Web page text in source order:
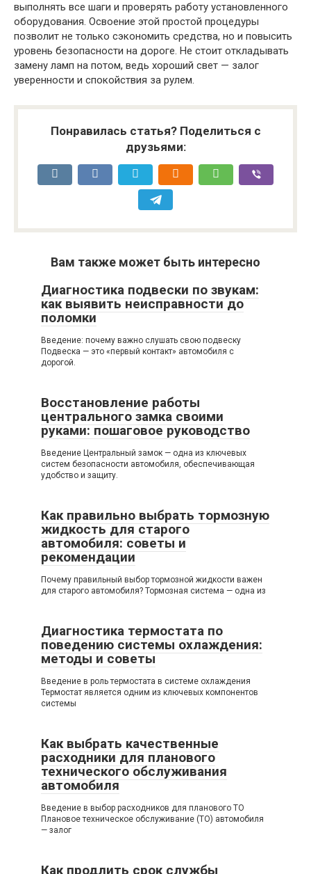
выполнять все шаги и проверять работу установленного
оборудования. Освоение этой простой процедуры
позволит не только сэкономить средства, но и повысить
уровень безопасности на дороге. Не стоит откладывать
замену ламп на потом, ведь хороший свет — залог
уверенности и спокойствия за рулем.
Понравилась статья? Поделиться с
друзьями:
Вам также может быть интересно
Диагностика подвески по звукам:
как выявить неисправности до
поломки
Введение: почему важно слушать свою подвеску
Подвеска — это «первый контакт» автомобиля с
дорогой.
Восстановление работы
центрального замка своими
руками: пошаговое руководство
Введение Центральный замок — одна из ключевых
систем безопасности автомобиля, обеспечивающая
удобство и защиту.
Как правильно выбрать тормозную
жидкость для старого
автомобиля: советы и
рекомендации
Почему правильный выбор тормозной жидкости важен
для старого автомобиля? Тормозная система — одна из
Диагностика термостата по
поведению системы охлаждения:
методы и советы
Введение в роль термостата в системе охлаждения
Термостат является одним из ключевых компонентов
системы
Как выбрать качественные
расходники для планового
технического обслуживания
автомобиля
Введение в выбор расходников для планового ТО
Плановое техническое обслуживание (ТО) автомобиля
— залог
Как продлить срок службы